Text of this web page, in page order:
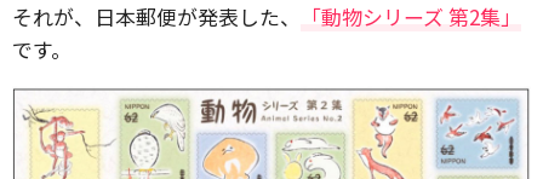
それが、日本郵便が発表した、
「動物シリーズ 第2集」
です。